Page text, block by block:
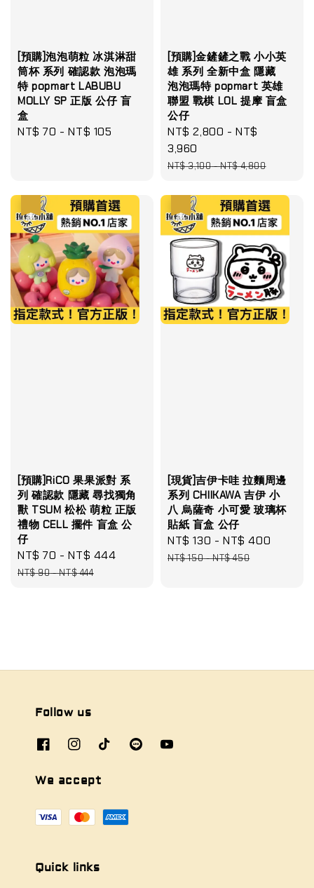
[預購]泡泡萌粒 冰淇淋甜
筒杯 系列 確認款 泡泡瑪
特 popmart LABUBU
MOLLY SP 正版 公仔 盲
盒
Regular
NT$ 70 -NT$ 105
[預購]金鏟鏟之戰 小小英
雄 系列 全新中盒 隱藏
泡泡瑪特 popmart 英雄
聯盟 戰棋 LOL 提摩 盲盒
公仔
Sale
price
NT$ 2,800 -NT$
3,960
Regular
NT$ 3,100-NT$ 4,800
[預購]RiCO 果果派對 系
列 確認款 隱藏 尋找獨角
獸 TSUM 松松 萌粒 正版
禮物 CELL 擺件 盲盒 公
仔
Sale
price
NT$ 70 -NT$ 444
NT$ 90-NT$ 444
[現貨]吉伊卡哇 拉麵周邊
系列 CHIIKAWA 吉伊 小
八 烏薩奇 小可愛 玻璃杯
貼紙 盲盒 公仔
Sale
price
NT$ 130 -NT$ 400
NT$ 150-NT$ 450
Follow us
We accept
Quick links